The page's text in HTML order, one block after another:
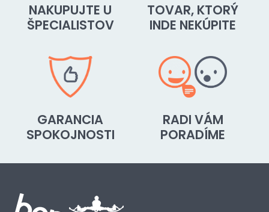
NAKUPUJTE U
ŠPECIALISTOV
TOVAR, KTORÝ
INDE NEKÚPITE
GARANCIA
SPOKOJNOSTI
RADI VÁM
PORADÍME